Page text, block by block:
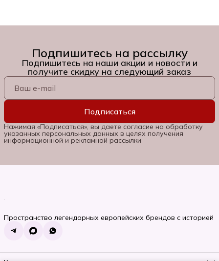
Подпишитесь на рассылку
Подпишитесь на наши акции и новости и
получите скидку на следующий заказ
Подписаться
Нажимая «Подписаться», вы даете согласие на обработку
указанных персональных данных в целях получения
информационной и рекламной рассылки
Пространство легендарных европейских брендов с историей